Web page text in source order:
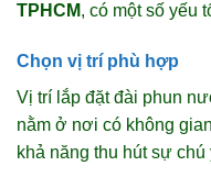
TPHCM, có một số yếu
Chọn vị trí phù hợp
Vị trí lắp đặt đài phun
nằm ở nơi có không
khả năng thu hút sự chú